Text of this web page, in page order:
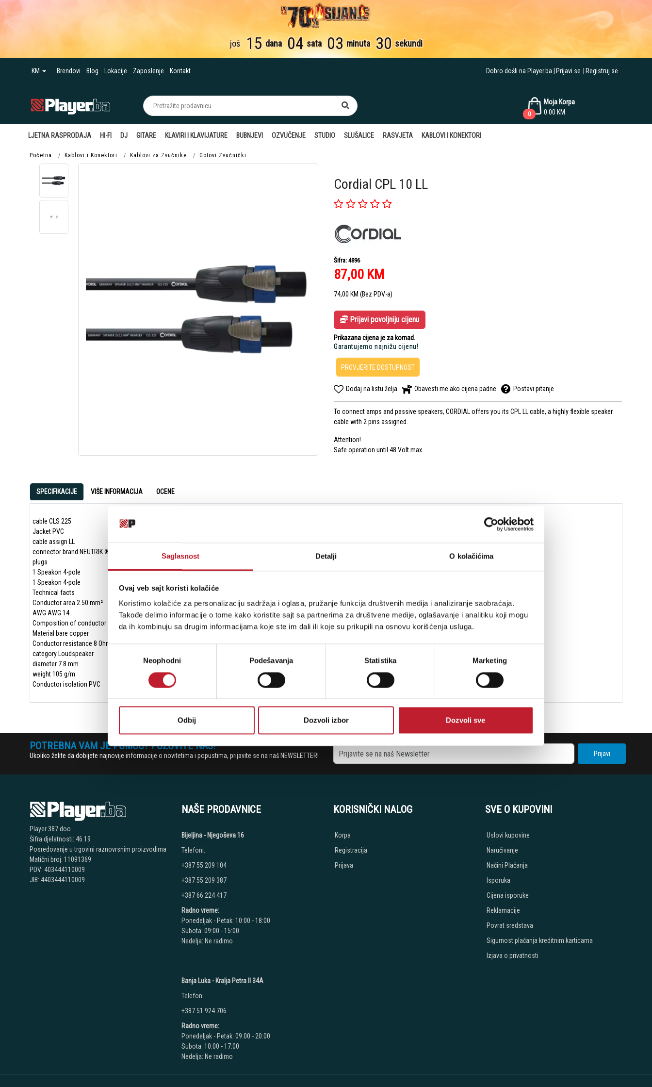
Saglasnost Detalji O kolačićima
Ovaj veb sajt koristi kolačiće
Koristimo kolačiće za personalizaciju sadržaja i oglasa, pružanje funkcija društvenih medija i analiziranje saobraćaja.
Takođe delimo informacije o tome kako koristite sajt sa partnerima za društvene medije, oglašavanje i analitiku koji mogu
da ih kombinuju sa drugim informacijama koje ste im dali ili koje su prikupili na osnovu korišćenja usluga.
сагласностиNeophodni Podešavanja Statistika Marketing
Odbij Dozvoli izbor Dozvoli sve
još 15 dana 04 sata 03 minuta 29 sekundi
KM Brendovi Blog Lokacije Zaposlenje Kontakt Dobro došli na Player.ba Prijavi se Registruj se
Moja Korpa
0.00 KM
0
LJETNA RASPRODAJA HI-FI DJ GITARE KLAVIRI I KLAVIJATURE BUBNJEVI OZVUČENJE STUDIO SLUŠALICE RASVJETA KABLOVI I KONEKTORI
Početna Kablovi i Konektori Kablovi za Zvučnike Gotovi Zvučnički
Cordial CPL 10 LL
Šifra: 4896
87,00 KM
74,00 KM (Bez PDV-a)
Prijavi povoljniju cijenu
Prikazana cijena je za komad.
Garantujemo najnižu cijenu!
PROVJERITE DOSTUPNOST
Dodaj na listu želja Obavesti me ako cijena padne Postavi pitanje
To connect amps and passive speakers, CORDIAL offers you its CPL LL cable, a highly flexible speaker
cable with 2 pins assigned.
Attention!
Safe operation until 48 Volt max.
SPECIFIKACIJE VIŠE INFORMACIJA OCENE
cable CLS 225
Jacket PVC
cable assign LL
connector brand NEUTRIK ®
plugs
1 Speakon 4-pole
1 Speakon 4-pole
Technical facts
Conductor area 2.50 mm²
AWG AWG 14
Composition of conductor 140 x 0.15 mm
Material bare copper
Conductor resistance 8 Ohm/km
category Loudspeaker
diameter 7.8 mm
weight 105 g/m
Conductor isolation PVC
POTREBNA VAM JE POMOĆ? POZOVITE NAS!
Ukoliko želite da dobijete najnovije informacije o novitetima i popustima, prijavite se na naš NEWSLETTER! Prijavi
Player 387 doo
Šifra djelatnosti: 46.19
Posredovanje u trgovini raznovrsnim proizvodima
Matični broj: 11091369
PDV: 403444110009
JIB: 4403444110009
NAŠE PRODAVNICE
Bijeljina - Njegoševa 16
Telefoni:
+387 55 209 104
+387 55 209 387
+387 66 224 417
Radno vreme:
Ponedeljak - Petak: 10:00 - 18:00
Subota: 09:00 - 15:00
Nedelja: Ne radimo
Banja Luka - Kralja Petra II 34A
Telefon:
+387 51 924 706
Radno vreme:
Ponedeljak - Petak: 09:00 - 20:00
Subota: 10:00 - 17:00
Nedelja: Ne radimo
KORISNIČKI NALOG
Korpa
Registracija
Prijava
SVE O KUPOVINI
Uslovi kupovine
Naručivanje
Načini Plaćanja
Isporuka
Cijena isporuke
Reklamacije
Povrat sredstava
Sigurnost plaćanja kreditnim karticama
Izjava o privatnosti